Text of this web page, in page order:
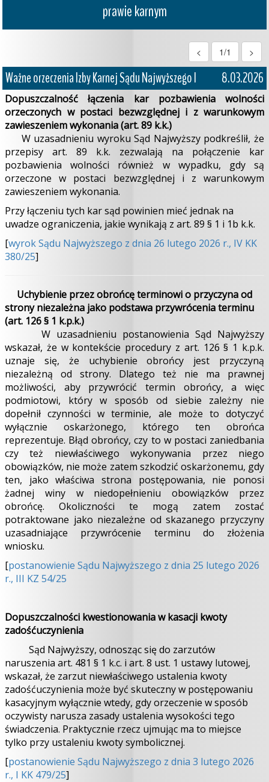
prawie karnym
< 1/1 >
Ważne orzeczenia Izby Karnej Sądu Najwyższego I 8.03.2026
Dopuszczalność łączenia kar pozbawienia wolności
orzeczonych w postaci bezwzględnej i z warunkowym
zawieszeniem wykonania (art. 89 k.k.)
W uzasadnieniu wyroku Sąd Najwyższy podkreślił, że
przepisy art. 89 k.k. zezwalają na połączenie kar
pozbawienia wolności również w wypadku, gdy są
orzeczone w postaci bezwzględnej i z warunkowym
zawieszeniem wykonania.
Przy łączeniu tych kar sąd powinien mieć jednak na
uwadze ograniczenia, jakie wynikają z art. 89 § 1 i 1b k.k.
[wyrok Sądu Najwyższego z dnia 26 lutego 2026 r., IV KK
380/25]
Uchybienie przez obrońcę terminowi o przyczyna od
strony niezależna jako podstawa przywrócenia terminu
(art. 126 § 1 k.p.k.)
W uzasadnieniu postanowienia Sąd Najwyższy
wskazał, że w kontekście procedury z art. 126 § 1 k.p.k.
uznaje się, że uchybienie obrońcy jest przyczyną
niezależną od strony. Dlatego też nie ma prawnej
możliwości, aby przywrócić termin obrońcy, a więc
podmiotowi, który w sposób od siebie zależny nie
dopełnił czynności w terminie, ale może to dotyczyć
wyłącznie oskarżonego, którego ten obrońca
reprezentuje. Błąd obrońcy, czy to w postaci zaniedbania
czy też niewłaściwego wykonywania przez niego
obowiązków, nie może zatem szkodzić oskarżonemu, gdy
ten, jako właściwa strona postępowania, nie ponosi
żadnej winy w niedopełnieniu obowiązków przez
obrońcę. Okoliczności te mogą zatem zostać
potraktowane jako niezależne od skazanego przyczyny
uzasadniające przywrócenie terminu do złożenia
wniosku.
[postanowienie Sądu Najwyższego z dnia 25 lutego 2026
r., III KZ 54/25
Dopuszczalności kwestionowania w kasacji kwoty
zadośćuczynienia
Sąd Najwyższy, odnosząc się do zarzutów
naruszenia art. 481 § 1 k.c. i art. 8 ust. 1 ustawy lutowej,
wskazał, że zarzut niewłaściwego ustalenia kwoty
zadośćuczynienia może być skuteczny w postępowaniu
kasacyjnym wyłącznie wtedy, gdy orzeczenie w sposób
oczywisty narusza zasady ustalenia wysokości tego
świadczenia. Praktycznie rzecz ujmując ma to miejsce
tylko przy ustaleniu kwoty symbolicznej.
[postanowienie Sądu Najwyższego z dnia 3 lutego 2026
r., I KK 479/25]